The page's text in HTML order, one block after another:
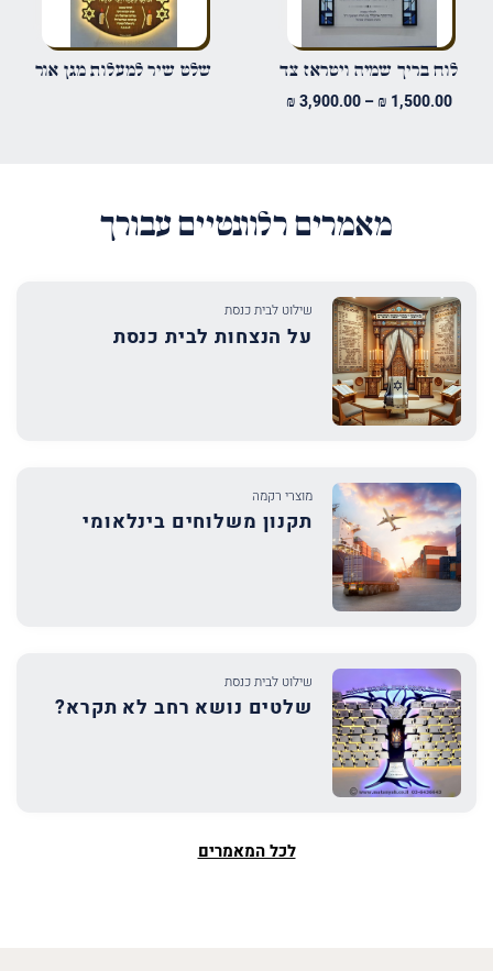
לוח בריך שמיה ויטראז צד
₪ 1,500.00
–
₪3,900.00
שלט שיר למעלות מגן אור
מאמרים רלוונטיים עבורך
שילוט לבית כנסת
על הנצחות לבית כנסת
מוצרי רקמה
תקנון משלוחים בינלאומי
שילוט לבית כנסת
שלטים נושא רחב לא תקרא?
לכל המאמרים